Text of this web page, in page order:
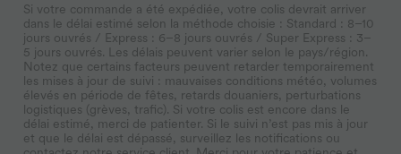
Si votre commande a été expédiée, votre colis devrait arriver
dans le délai estimé selon la méthode choisie : Standard : 8–10
jours ouvrés / Express : 6–8 jours ouvrés / Super Express : 3–
5 jours ouvrés. Les délais peuvent varier selon le pays/région.
Notez que certains facteurs peuvent retarder temporairement
les mises à jour de suivi : mauvaises conditions météo, volumes
élevés en période de fêtes, retards douaniers, perturbations
logistiques (grèves, trafic). Si votre colis est encore dans le
délai estimé, merci de patienter. Si le suivi n’est pas mis à jour
et que le délai est dépassé, surveillez les notifications ou